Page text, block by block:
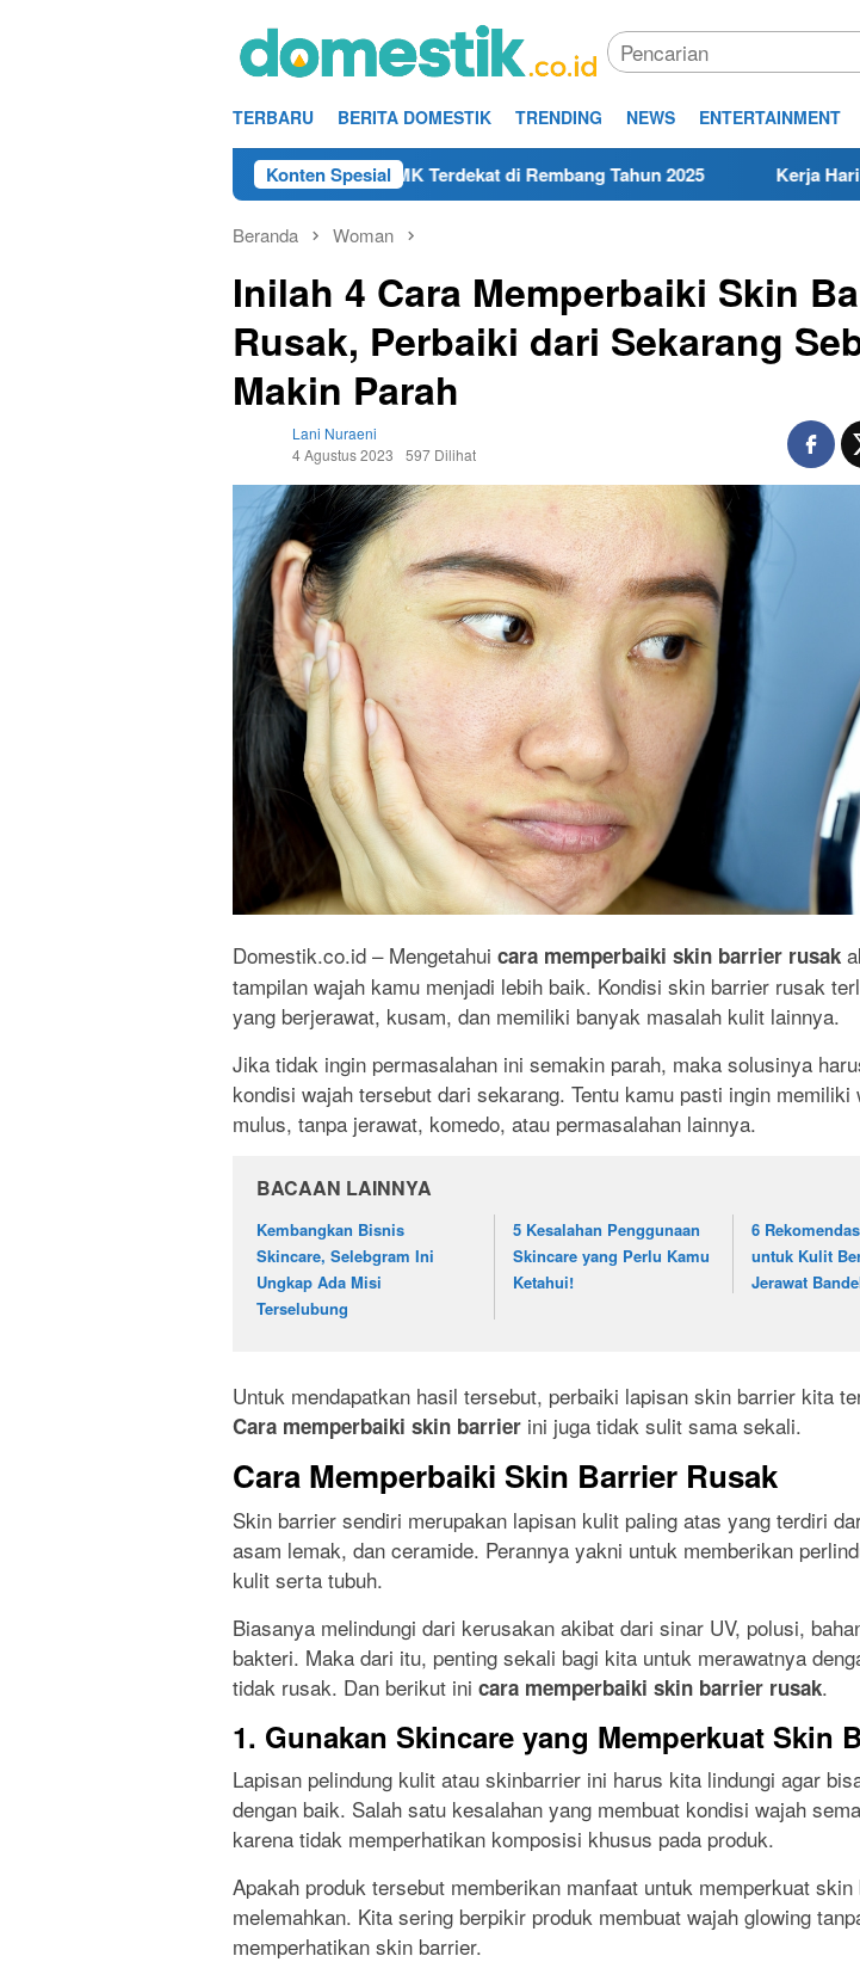
TERBARU BERITA DOMESTIK TRENDING NEWS ENTERTAINMENT
Konten Spesial
DAMRI Lulusan SMA/SMK Terdekat di Rembang Tahun 2025 Kerja Hari Ini Teknisi/
Beranda Woman
Inilah 4 Cara Memperbaiki Skin
Rusak, Perbaiki dari Sekarang
Makin Parah
Lani Nuraeni
4 Agustus 2023
597 Dilihat
Domestik.co.id – Mengetahui cara memperbaiki skin barrier rusak
tampilan wajah kamu menjadi lebih baik. Kondisi skin barrier rusak
yang berjerawat, kusam, dan memiliki banyak masalah kulit lainnya.
Jika tidak ingin permasalahan ini semakin parah, maka solusinya
kondisi wajah tersebut dari sekarang. Tentu kamu pasti ingin memiliki
mulus, tanpa jerawat, komedo, atau permasalahan lainnya.
BACAAN LAINNYA
Kembangkan Bisnis
Skincare, Selebgram Ini
Ungkap Ada Misi
Terselubung
5 Kesalahan Penggunaan
Skincare yang Perlu Kamu
Ketahui!
6
untuk Kulit
Jerawat
Untuk mendapatkan hasil tersebut, perbaiki lapisan skin barrier kita
Cara memperbaiki skin barrier ini juga tidak sulit sama sekali.
Cara Memperbaiki Skin Barrier Rusak
Skin barrier sendiri merupakan lapisan kulit paling atas yang terdiri
asam lemak, dan ceramide. Perannya yakni untuk memberikan
kulit serta tubuh.
Biasanya melindungi dari kerusakan akibat dari sinar UV, polusi,
bakteri. Maka dari itu, penting sekali bagi kita untuk merawatnya
tidak rusak. Dan berikut ini cara memperbaiki skin barrier rusak.
1. Gunakan Skincare yang Memperkuat Skin
Lapisan pelindung kulit atau skinbarrier ini harus kita lindungi agar
dengan baik. Salah satu kesalahan yang membuat kondisi wajah
karena tidak memperhatikan komposisi khusus pada produk.
Apakah produk tersebut memberikan manfaat untuk memperkuat
melemahkan. Kita sering berpikir produk membuat wajah glowing
memperhatikan skin barrier.